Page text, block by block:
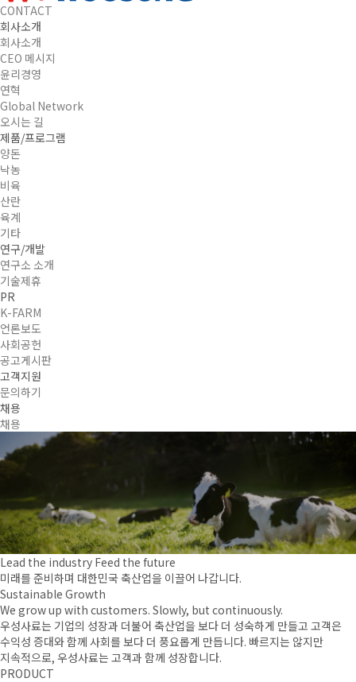
CONTACT
회사소개
회사소개
CEO 메시지
윤리경영
연혁
Global Network
오시는 길
제품/프로그램
양돈
낙농
비육
산란
육계
기타
연구/개발
연구소 소개
기술제휴
PR
K-FARM
언론보도
사회공헌
공고게시판
고객지원
문의하기
채용
채용
Lead the industry Feed the future
미래를 준비하며 대한민국 축산업을 이끌어 나갑니다.
Sustainable Growth
We grow up with customers. Slowly, but continuously.
우성사료는 기업의 성장과 더불어 축산업을 보다 더 성숙하게 만들고 고객은
수익성 증대와 함께 사회를 보다 더 풍요롭게 만듭니다. 빠르지는 않지만
지속적으로, 우성사료는 고객과 함께 성장합니다.
PRODUCT